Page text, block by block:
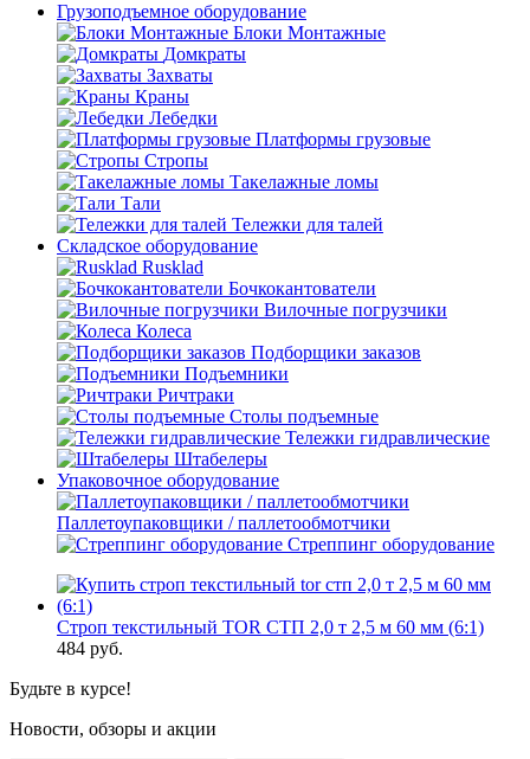
Грузоподъемное оборудование
Блоки Монтажные
Домкраты
Захваты
Краны
Лебедки
Платформы грузовые
Стропы
Такелажные ломы
Тали
Тележки для талей
Складское оборудование
Rusklad
Бочкокантователи
Вилочные погрузчики
Колеса
Подборщики заказов
Подъемники
Ричтраки
Столы подъемные
Тележки гидравлические
Штабелеры
Упаковочное оборудование
Паллетоупаковщики / паллетообмотчики
Стреппинг оборудование
Строп текстильный TOR СТП 2,0 т 2,5 м 60 мм (6:1)
484 руб.
Будьте в курсе!
Новости, обзоры и акции